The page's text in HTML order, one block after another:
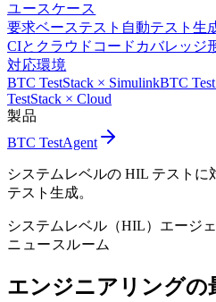
ユースケース
要求ベーステスト 自動テスト生
CIとクラウド コードカバレッジ
対応環境
BTC TestStack × SimulinkBTC
TestStack × Cloud
製品
BTC TestAgent
システムレベルの HIL テスト
テスト生成。
システムレベル（HIL） エージ
ニュースルーム
エンジニアリングの